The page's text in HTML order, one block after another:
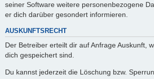
seiner Software weitere personenbezogene
er dich darüber gesondert informieren.
AUSKUNFTSRECHT
Der Betreiber erteilt dir auf Anfrage Auskunft,
dich gespeichert sind.
Du kannst jederzeit die Löschung bzw.